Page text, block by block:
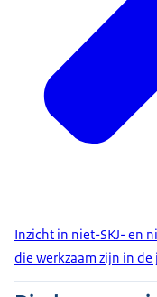
Inzicht in niet-SKJ- en
die werkzaam zijn in